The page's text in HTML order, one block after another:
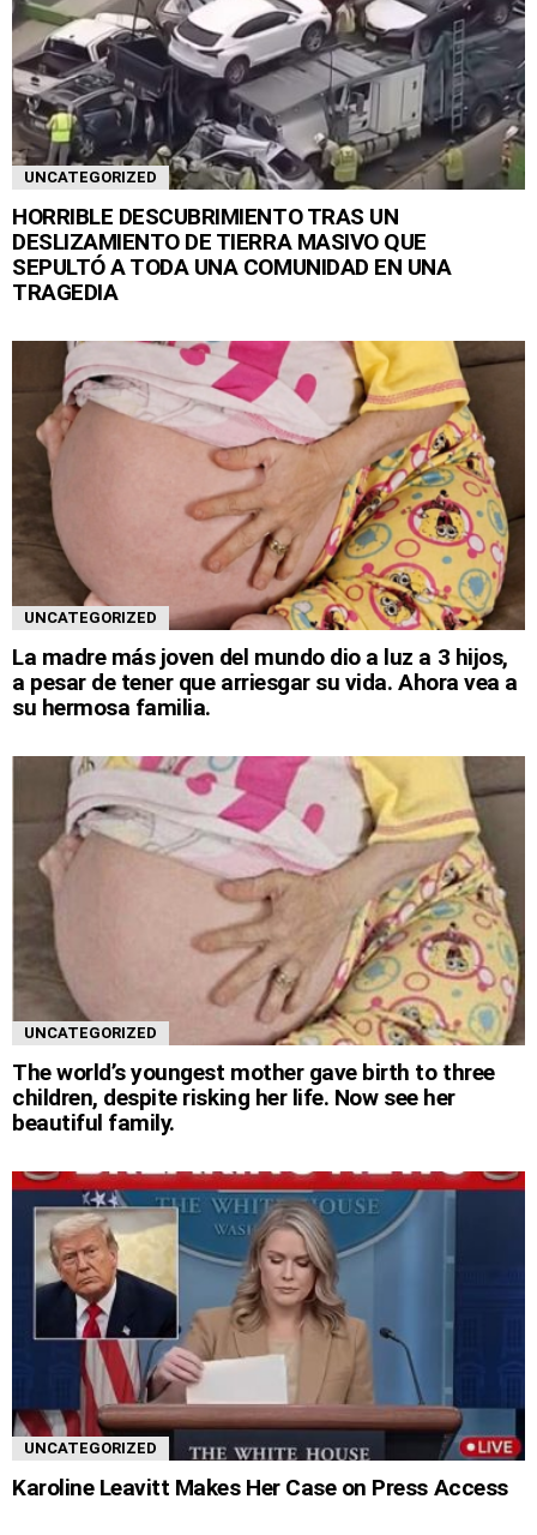
UNCATEGORIZED
HORRIBLE DESCUBRIMIENTO TRAS UN
DESLIZAMIENTO DE TIERRA MASIVO QUE
SEPULTÓ A TODA UNA COMUNIDAD EN UNA
TRAGEDIA
UNCATEGORIZED
La madre más joven del mundo dio a luz a 3 hijos,
a pesar de tener que arriesgar su vida. Ahora vea a
su hermosa familia.
UNCATEGORIZED
The world’s youngest mother gave birth to three
children, despite risking her life. Now see her
beautiful family.
UNCATEGORIZED
Karoline Leavitt Makes Her Case on Press Access